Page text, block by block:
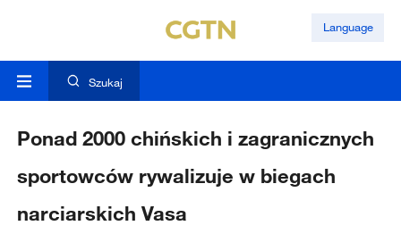
Language
Szukaj
Ponad 2000 chińskich i zagranicznych
sportowców rywalizuje w biegach
narciarskich Vasa